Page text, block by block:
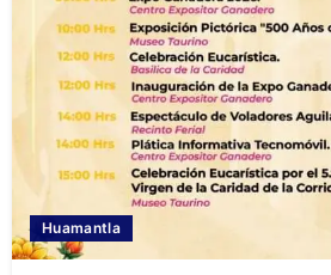
Huamantla